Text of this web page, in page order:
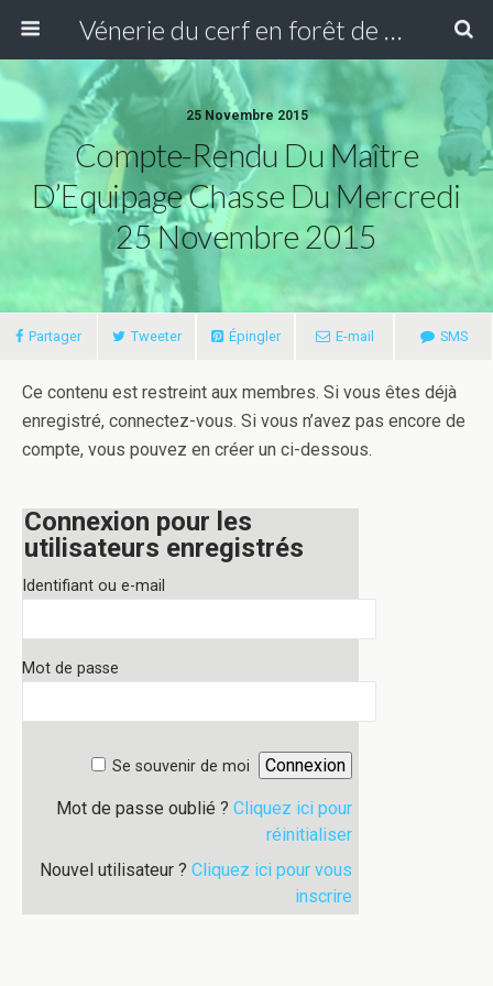
Vénerie du cerf en forêt de Compiègne
25 Novembre 2015
Compte-Rendu Du Maître
D’Equipage Chasse Du Mercredi
25 Novembre 2015
Partager Tweeter Épingler E-mail SMS
Ce contenu est restreint aux membres. Si vous êtes déjà
enregistré, connectez-vous. Si vous n’avez pas encore de
compte, vous pouvez en créer un ci-dessous.
Connexion pour les
utilisateurs enregistrés
Identifiant ou e-mail
Mot de passe
Se souvenir de moi
Mot de passe oublié ? Cliquez ici pour
réinitialiser
Nouvel utilisateur ? Cliquez ici pour vous
inscrire